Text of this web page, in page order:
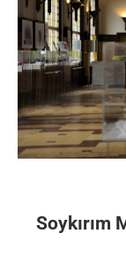
Soykırım